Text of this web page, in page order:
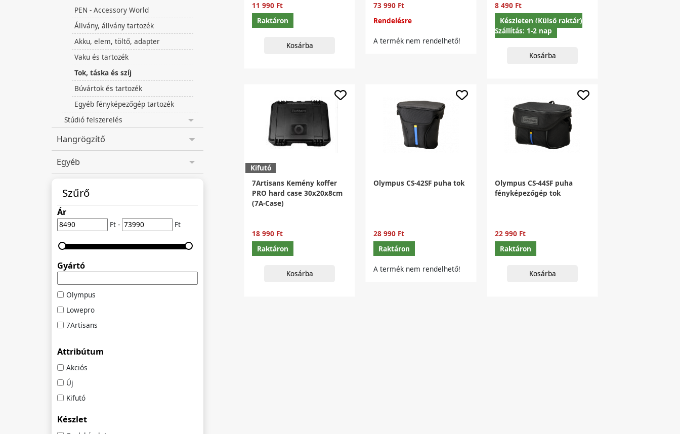
PEN - Accessory World
Állvány, állvány tartozék
Akku, elem, töltő, adapter
Vaku és tartozék
Tok, táska és szíj
Búvártok és tartozék
Egyéb fényképezőgép tartozék
Stúdió felszerelés
Hangrögzítő
Egyéb
Szűrő
Ár
Ft - Ft
Gyártó
Olympus
Lowepro
7Artisans
Attribútum
Akciós
Új
Kifutó
Készlet
11 990 Ft
Raktáron
Kosárba
73 990 Ft
Rendelésre
A termék nem rendelhető!
8 490 Ft
Készleten (Külső raktár)
Szállítás: 1-2 nap
Kosárba
Kifutó
7Artisans Kemény koffer
PRO hard case 30x20x8cm
(7A-Case)
18 990 Ft
Raktáron
Kosárba
Olympus CS-42SF puha tok
28 990 Ft
Raktáron
A termék nem rendelhető!
Olympus CS-44SF puha
fényképezőgép tok
22 990 Ft
Raktáron
Kosárba